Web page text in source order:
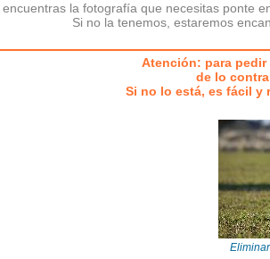
encuentras la fotografía que necesitas ponte
Si no la tenemos, estaremos
Atención: para
de lo
Si no lo está, es fácil y
Eliminar